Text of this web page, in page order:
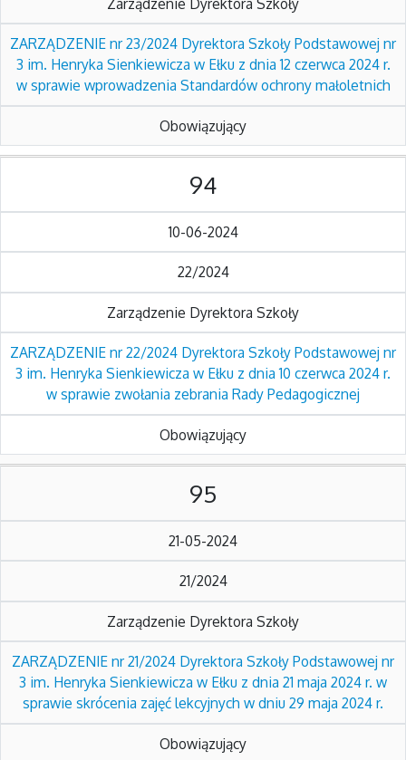
ZARZĄDZENIE nr 23/2024 Dyrektora Szkoły Podstawowej nr
3 im. Henryka Sienkiewicza w Ełku z dnia 12 czerwca 2024 r.
w sprawie wprowadzenia Standardów ochrony małoletnich
Obowiązujący
94
10-06-2024
22/2024
Zarządzenie Dyrektora Szkoły
ZARZĄDZENIE nr 22/2024 Dyrektora Szkoły Podstawowej nr
3 im. Henryka Sienkiewicza w Ełku z dnia 10 czerwca 2024 r.
w sprawie zwołania zebrania Rady Pedagogicznej
Obowiązujący
95
21-05-2024
21/2024
Zarządzenie Dyrektora Szkoły
ZARZĄDZENIE nr 21/2024 Dyrektora Szkoły Podstawowej nr
3 im. Henryka Sienkiewicza w Ełku z dnia 21 maja 2024 r. w
sprawie skrócenia zajęć lekcyjnych w dniu 29 maja 2024 r.
Obowiązujący